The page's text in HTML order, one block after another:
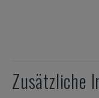
Zusätzliche